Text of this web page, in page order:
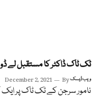
ٹک ٹاک ڈاکٹر کا مستقبل لے
December 2, 2021 Byویب ڈیسک
نامور سرجن کے ٹک ٹاک پر ایک